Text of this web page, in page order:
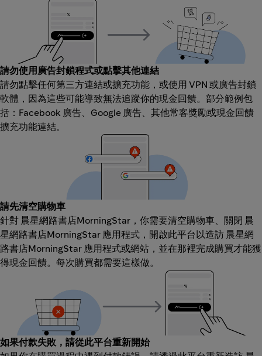
請勿使用廣告封鎖程式或點擊其他連結
請勿點擊任何第三方連結或擴充功能，或使用 VPN 或廣告封鎖
軟體，因為這些可能導致無法追蹤你的現金回饋。部分範例包
括：Facebook 廣告、Google 廣告、其他常客獎勵或現金回饋
擴充功能連結。
請先清空購物車
針對 晨星網路書店MorningStar，你需要清空購物車、關閉 晨
星網路書店MorningStar 應用程式，開啟此平台以造訪 晨星網
路書店MorningStar 應用程式或網站，並在那裡完成購買才能獲
得現金回饋。每次購買都需要這樣做。
如果付款失敗，請從此平台重新開始